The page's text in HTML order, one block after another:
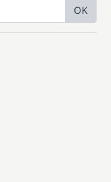
OK